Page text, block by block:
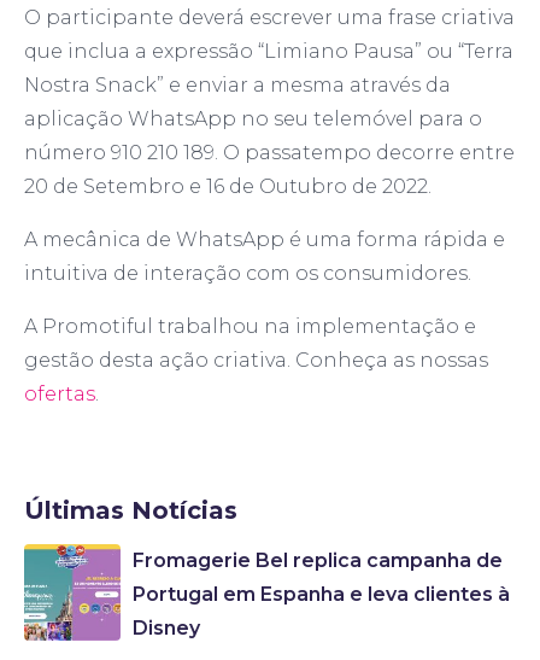
O participante deverá escrever uma frase criativa
que inclua a expressão “Limiano Pausa” ou “Terra
Nostra Snack” e enviar a mesma através da
aplicação WhatsApp no seu telemóvel para o
número 910 210 189. O passatempo decorre entre
20 de Setembro e 16 de Outubro de 2022.
A mecânica de WhatsApp é uma forma rápida e
intuitiva de interação com os consumidores.
A Promotiful trabalhou na implementação e
gestão desta ação criativa. Conheça as nossas
ofertas.
Últimas Notícias
Fromagerie Bel replica campanha de
Portugal em Espanha e leva clientes à
Disney